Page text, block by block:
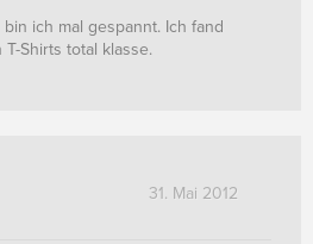
ich mal gespannt. Ich fand
Shirts total klasse.
31. Mai 2012